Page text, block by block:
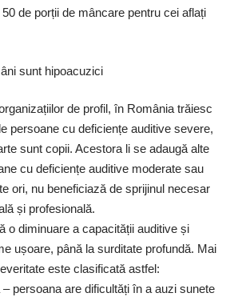
de porții de mâncare pentru cei aflați
sunt hipoacuzici
de profil, în România trăiesc
persoane cu deficiențe auditive severe,
sunt copii. Acestora li se adaugă alte
cu deficiențe auditive moderate sau
ori, nu beneficiază de sprijinul necesar
și profesională.
o diminuare a capacității auditive și
ușoare, până la surditate profundă. Mai
este clasificată astfel:
persoana are dificultăți în a auzi sunete